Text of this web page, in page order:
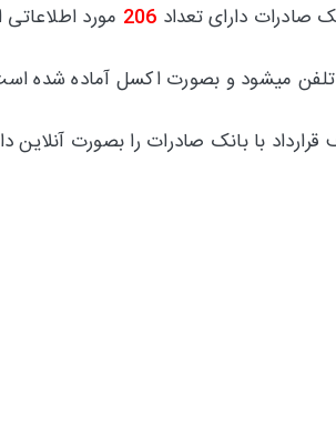
صادرات دارای تعداد 206 مورد
تلفن میشود و بصورت اکسل آماده شده
قرارداد با بانک صادرات را بصورت